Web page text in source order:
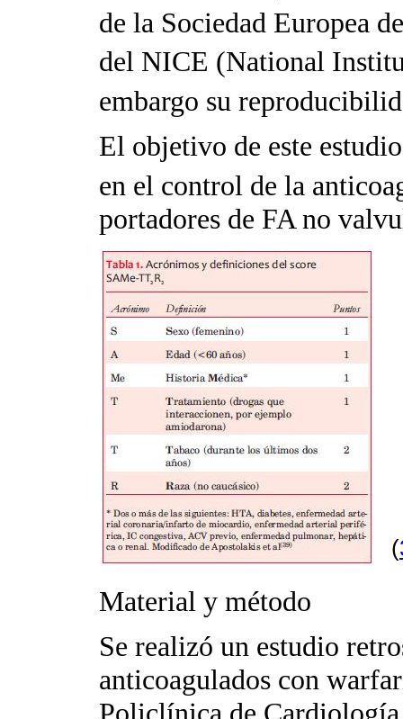
de la Sociedad Europea
del NICE (National
embargo su
El objetivo de este
en el control de la
portadores de FA no
(
Material y método
Se realizó un estudio
anticoagulados con